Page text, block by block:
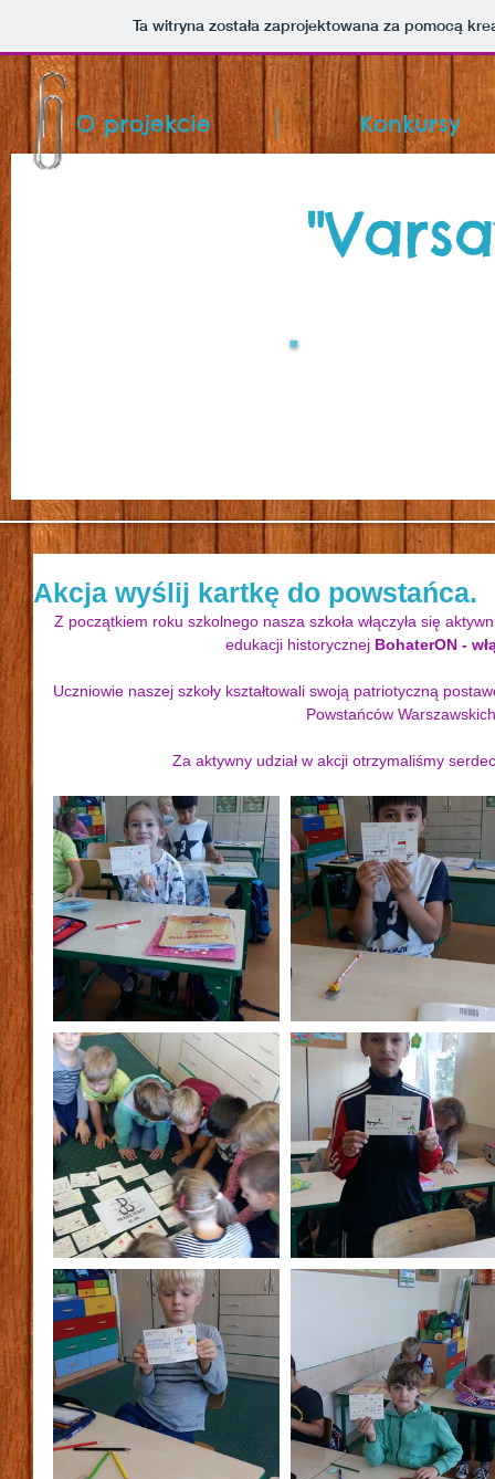
Ta witryna została zaprojektowana za pomocą
O projekcie Konkursy
Akcja wyślij kartkę do powstańca.
Z początkiem roku szkolnego nasza szkoła włączyła się
edukacji historycznej BohaterON -
Uczniowie naszej szkoły kształtowali swoją patriotyczną
Powstańców
Za aktywny udział w akcji otrzymaliśmy